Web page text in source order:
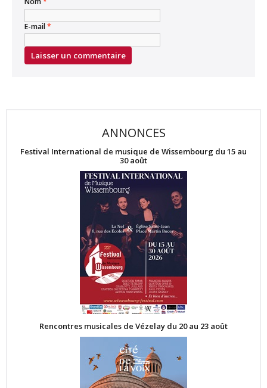
E-mail*
ANNONCES
Festival International de musique de Wissembourg du 15 au
30 août
Rencontres musicales de Vézelay du 20 au 23 août